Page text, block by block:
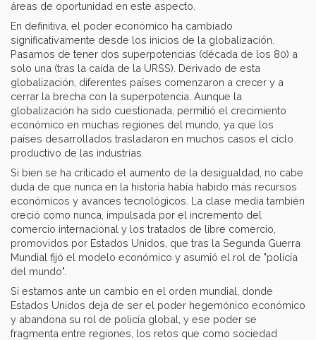
áreas de oportunidad en este aspecto.
En definitiva, el poder económico ha cambiado
significativamente desde los inicios de la globalización.
Pasamos de tener dos superpotencias (década de los 80) a
solo una (tras la caída de la URSS). Derivado de esta
globalización, diferentes países comenzaron a crecer y a
cerrar la brecha con la superpotencia. Aunque la
globalización ha sido cuestionada, permitió el crecimiento
económico en muchas regiones del mundo, ya que los
países desarrollados trasladaron en muchos casos el ciclo
productivo de las industrias.
Si bien se ha criticado el aumento de la desigualdad, no cabe
duda de que nunca en la historia había habido más recursos
económicos y avances tecnológicos. La clase media también
creció como nunca, impulsada por el incremento del
comercio internacional y los tratados de libre comercio,
promovidos por Estados Unidos, que tras la Segunda Guerra
Mundial fijó el modelo económico y asumió el rol de "policía
del mundo".
Si estamos ante un cambio en el orden mundial, donde
Estados Unidos deja de ser el poder hegemónico económico
y abandona su rol de policía global, y ese poder se
fragmenta entre regiones, los retos que como sociedad